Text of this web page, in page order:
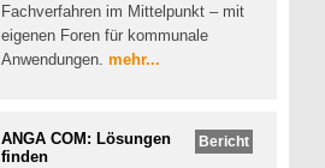
Fachverfahren im Mittelpunkt – mit
eigenen Foren für kommunale
Anwendungen. mehr...
Bericht
ANGA COM: Lösungen
finden